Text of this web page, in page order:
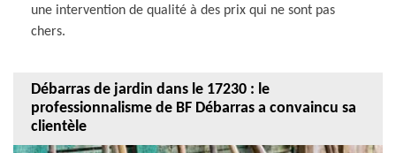
une intervention de qualité à des prix qui ne sont pas
chers.
Débarras de jardin dans le 17230 : le
professionnalisme de BF Débarras a convaincu sa
clientèle